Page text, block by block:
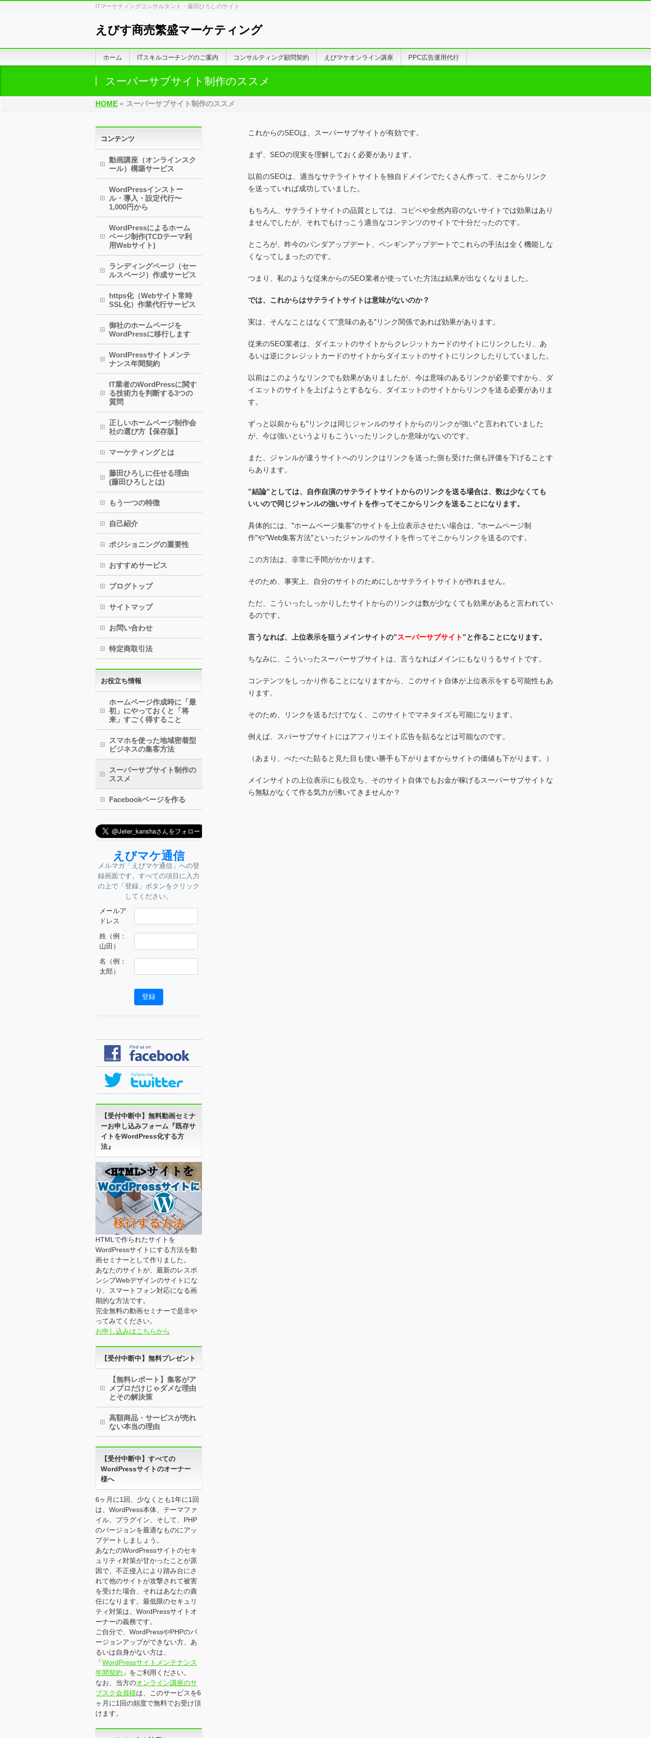
ITマーケティングコンサルタント・藤田ひろしのサイト
えびす商売繁盛マーケティング
ホーム ITスキルコーチングのご案内 コンサルティング顧問契約 えびマケオンライン講座 PPC広告運用代行
スーパーサブサイト制作のススメ
HOME » スーパーサブサイト制作のススメ
これからのSEOは、スーパーサブサイトが有効です。
まず、SEOの現実を理解しておく必要があります。
以前のSEOは、適当なサテライトサイトを独自ドメインでたくさん作って、そこからリンク
を送っていれば成功していました。
もちろん、サテライトサイトの品質としては、コピペや全然内容のないサイトでは効果はあり
ませんでしたが、それでもけっこう適当なコンテンツのサイトで十分だったのです。
ところが、昨今のパンダアップデート、ペンギンアップデートでこれらの手法は全く機能しな
くなってしまったのです。
つまり、私のような従来からのSEO業者が使っていた方法は結果が出なくなりました。
では、これからはサテライトサイトは意味がないのか？
実は、そんなことはなくて”意味のある”リンク関係であれば効果があります。
従来のSEO業者は、ダイエットのサイトからクレジットカードのサイトにリンクしたり、あ
るいは逆にクレジットカードのサイトからダイエットのサイトにリンクしたりしていました。
以前はこのようなリンクでも効果がありましたが、今は意味のあるリンクが必要ですから、ダ
イエットのサイトを上げようとするなら、ダイエットのサイトからリンクを送る必要がありま
す。
ずっと以前からも”リンクは同じジャンルのサイトからのリンクが強い”と言われていました
が、今は強いというよりもこういったリンクしか意味がないのです。
また、ジャンルが違うサイトへのリンクはリンクを送った側も受けた側も評価を下げることす
らあります。
”結論”としては、自作自演のサテライトサイトからのリンクを送る場合は、数は少なくても
いいので同じジャンルの強いサイトを作ってそこからリンクを送ることになります。
具体的には、”ホームページ集客”のサイトを上位表示させたい場合は、”ホームページ制
作”や”Web集客方法”といったジャンルのサイトを作ってそこからリンクを送るのです。
この方法は、非常に手間がかかります。
そのため、事実上、自分のサイトのためにしかサテライトサイトが作れません。
ただ、こういったしっかりしたサイトからのリンクは数が少なくても効果があると言われてい
るのです。
言うなれば、上位表示を狙うメインサイトの”スーパーサブサイト ”と作ることになります。
ちなみに、こういったスーパーサブサイトは、言うなればメインにもなりうるサイトです。
コンテンツをしっかり作ることになりますから、このサイト自体が上位表示をする可能性もあ
ります。
そのため、リンクを送るだけでなく、このサイトでマネタイズも可能になります。
例えば、スパーサブサイトにはアフィリエイト広告を貼るなどは可能なのです。
（あまり、べたべた貼ると見た目も使い勝手も下がりますからサイトの価値も下がります。）
メインサイトの上位表示にも役立ち、そのサイト自体でもお金が稼げるスーパーサブサイトな
ら無駄がなくて作る気力が沸いてきませんか？
コンテンツ
動画講座（オンラインスク
ール）構築サービス
WordPressインストー
ル・導入・設定代行〜
1,000円から
WordPressによるホーム
ページ制作(TCDテーマ利
用Webサイト)
ランディングページ（セー
ルスページ）作成サービス
https化（Webサイト常時
SSL化）作業代行サービス
御社のホームページを
WordPressに移行します
WordPressサイトメンテ
ナンス年間契約
IT業者のWordPressに関す
る技術力を判断する3つの
質問
正しいホームページ制作会
社の選び方【保存版】
マーケティングとは
藤田ひろしに任せる理由
(藤田ひろしとは)
もう一つの特徴
自己紹介
ポジショニングの重要性
おすすめサービス
ブログトップ
サイトマップ
お問い合わせ
特定商取引法
お役立ち情報
ホームページ作成時に「最
初」にやっておくと「将
来」すごく得すること
スマホを使った地域密着型
ビジネスの集客方法
スーパーサブサイト制作の
ススメ
Facebookページを作る
えびマケ通信
メルマガ「えびマケ通信」への登
録画面です。すべての項目に入力
の上で「登録」ボタンをクリック
してください。
メールア
ドレス
姓（例：
山田）
名（例：
太郎）
登録
【受付中断中】無料動画セミナ
ーお申し込みフォーム『既存サ
イトをWordPress化する方
法』
HTMLで作られたサイトを
WordPressサイトにする方法を動
画セミナーとして作りました。
あなたのサイトが、最新のレスポ
ンシブWebデザインのサイトにな
り、スマートフォン対応になる画
期的な方法です。
完全無料の動画セミナーで是非や
ってみてください。
お申し込みはこちらから
【受付中断中】無料プレゼント
【無料レポート】集客がア
メブロだけじゃダメな理由
とその解決策
高額商品・サービスが売れ
ない本当の理由
【受付中断中】すべての
WordPressサイトのオーナー
様へ
6ヶ月に1回、少なくとも1年に1回
は、WordPress本体、テーマファ
イル、プラグイン、そして、PHP
のバージョンを最適なものにアッ
プデートしましょう。
あなたのWordPressサイトのセキ
ュリティ対策が甘かったことが原
因で、不正侵入により踏み台にさ
れて他のサイトが攻撃されて被害
を受けた場合、それはあなたの責
任になります。最低限のセキュリ
ティ対策は、WordPressサイトオ
ーナーの義務です。
ご自分で、WordPressやPHPのバ
ージョンアップができない方、あ
るいは自身がない方は、
「WordPressサイトメンテナンス
年間契約 」をご利用ください。
なお、当方のオンライン講座のサ
ブスク会員様は、このサービスを6
ヶ月に1回の頻度で無料でお受け頂
けます。